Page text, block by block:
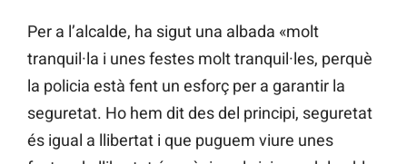
Per a l’alcalde, ha sigut una albada «molt
tranquil·la i unes festes molt tranquil·les, perquè
la policia està fent un esforç per a garantir la
seguretat. Ho hem dit des del principi, seguretat
és igual a llibertat i que puguem viure unes